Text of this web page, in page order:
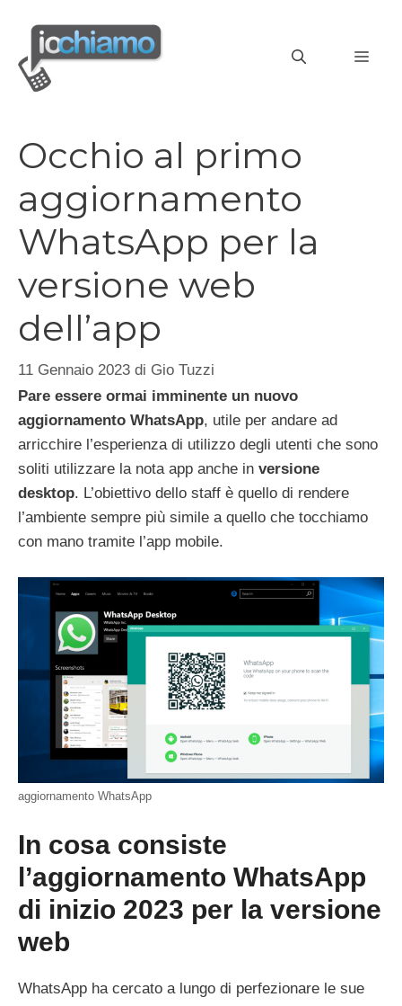
contenuto
Occhio al primo
aggiornamento
WhatsApp per la
versione web
dell’app
11 Gennaio 2023 di Gio Tuzzi
Pare essere ormai imminente un nuovo
aggiornamento WhatsApp, utile per andare ad
arricchire l’esperienza di utilizzo degli utenti che sono
soliti utilizzare la nota app anche in versione
desktop. L’obiettivo dello staff è quello di rendere
l’ambiente sempre più simile a quello che tocchiamo
con mano tramite l’app mobile.
aggiornamento WhatsApp
In cosa consiste
l’aggiornamento WhatsApp
di inizio 2023 per la versione
web
WhatsApp ha cercato a lungo di perfezionare le sue